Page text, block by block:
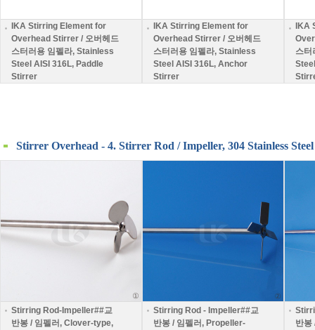
IKA Stirring Element for
Overhead Stirrer / 오버헤드
스터러용 임펠라, Stainless
Steel AISI 316L, Paddle
Stirrer
IKA Stirring Element for
Overhead Stirrer / 오버헤드
스터러용 임펠라, Stainless
Steel AISI 316L, Anchor
Stirrer
IKA
스터
Stirrer Overhead - 4. Stirrer Rod / Impeller, 304 Stainless Steel
Stirring Rod-Impeller##교
반봉 / 임펠러, Clover-type,
Stirring Rod - Impeller##교
반봉 / 임펠러, Propeller-
반봉